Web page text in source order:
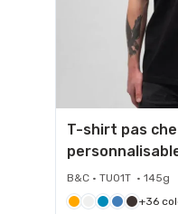
T-shirt pas
B&C • TU01T • 145g
+36